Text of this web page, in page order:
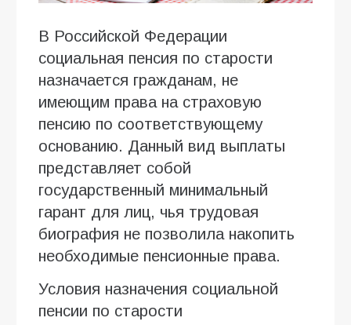
В Российской Федерации
социальная пенсия по старости
назначается гражданам, не
имеющим права на страховую
пенсию по соответствующему
основанию. Данный вид выплаты
представляет собой
государственный минимальный
гарант для лиц, чья трудовая
биография не позволила накопить
необходимые пенсионные права.
Условия назначения социальной
пенсии по старости